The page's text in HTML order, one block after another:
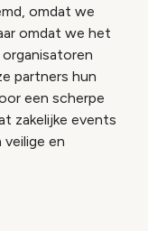
omdat we
omdat we het
partners hun
een scherpe
zakelijke events
en